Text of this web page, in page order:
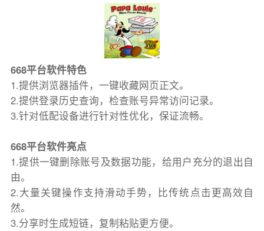
668平台软件特色
1.提供浏览器插件，一键收藏网页正文。
2.提供登录历史查询，检查账号异常访问记录。
3.针对低配设备进行针对性优化，保证流畅。
668平台软件亮点
1.提供一键删除账号及数据功能，给用户充分的退出自
由。
2.大量关键操作支持滑动手势，比传统点击更高效自
然。
3.分享时生成短链，复制粘贴更方便。